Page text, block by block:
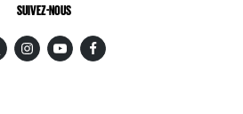
SUIVEZ-NOUS